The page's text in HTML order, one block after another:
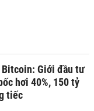
Giới đầu tư
hơi 40%, 150 tỷ
tiếc